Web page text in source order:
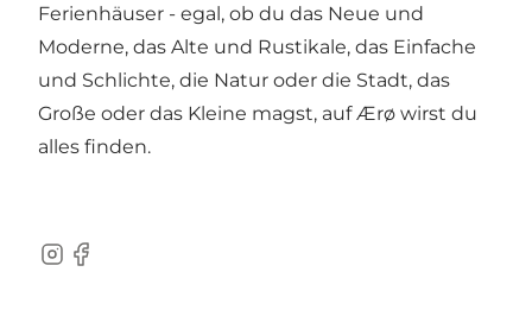
Ferienhäuser - egal, ob du das Neue und
Moderne, das Alte und Rustikale, das Einfache
und Schlichte, die Natur oder die Stadt, das
Große oder das Kleine magst, auf Ærø wirst du
alles finden.
Instagram
Facebook